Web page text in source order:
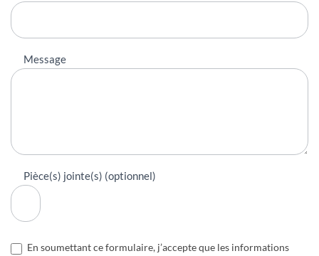
Message
Pièce(s) jointe(s) (optionnel)
En soumettant ce formulaire, j’accepte que les informations